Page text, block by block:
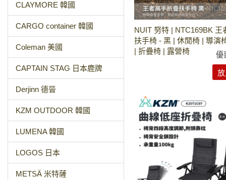
CLAYMORE 韓國
CARGO container 韓國
Coleman 美國
CAPTAIN STAG 日本鹿牌
Derjinn 德晉
KZM OUTDOOR 韓國
LUMENA 韓國
LOGOS 日本
METSÄ 米特薩
NUIT 努特 | NTC169BK 王
扶手椅 - 黑 | 休閒椅 | 導演
| 折疊椅 | 露營椅
優